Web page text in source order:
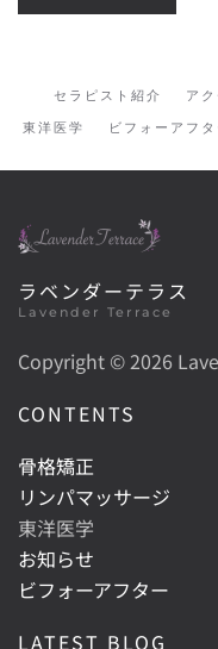
セラピスト紹介 ア
東洋医学
ビフォーアフタ
ラベンダーテラス
Lavender Terrace
Copyright ©2026
CONTENTS
骨格矯正
リンパマッサージ
東洋医学
お知らせ
ビフォーアフター
LATEST BLOG